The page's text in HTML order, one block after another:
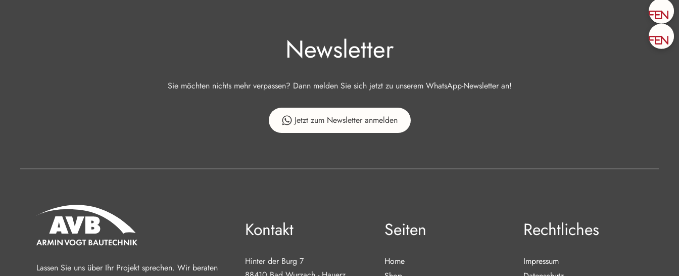
Newsletter
Sie möchten nichts mehr verpassen? Dann melden Sie sich jetzt zu unserem WhatsApp-Newsletter an!
Jetzt zum Newsletter anmelden
Lassen Sie uns über Ihr Projekt sprechen. Wir beraten
Kontakt
Hinter der Burg 7
Seiten
Home
Rechtliches
Impressum